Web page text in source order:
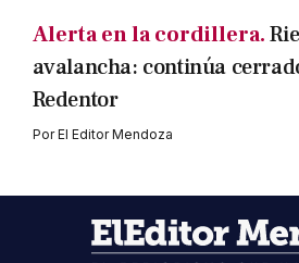
Alerta en la cordillera.
avalancha: continúa
Redentor
PorEl Editor Mendoza